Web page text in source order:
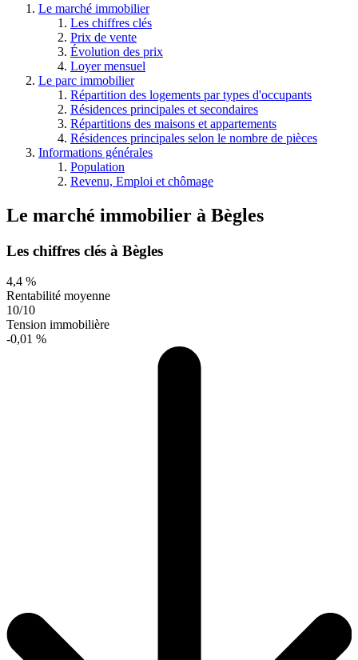
Le marché immobilier
Les chiffres clés
Prix de vente
Évolution des prix
Loyer mensuel
Le parc immobilier
Répartition des logements par types d'occupants
Résidences principales et secondaires
Répartitions des maisons et appartements
Résidences principales selon le nombre de pièces
Informations générales
Population
Revenu, Emploi et chômage
Le marché immobilier à Bègles
Les chiffres clés à Bègles
4,4 %
Rentabilité moyenne
10/10
Tension immobilière
-0,01 %